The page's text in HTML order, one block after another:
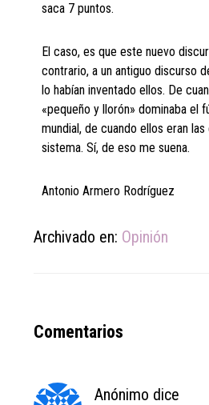
saca 7 puntos.
El caso, es que este nuevo
contrario, a un antiguo discurso
lo habían inventado ellos. De
«pequeño y llorón» dominaba el
mundial, de cuando ellos eran
sistema. Sí, de eso me suena.
Antonio Armero Rodríguez
Archivado en: Opinión
Reader
Comentarios
Anónimo dice